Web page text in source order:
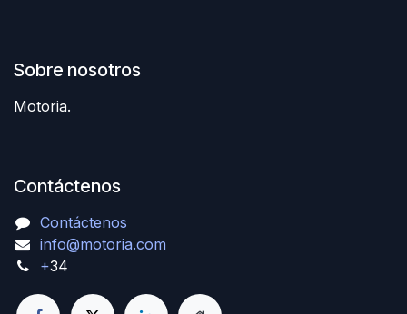
Sobre nosotros
Motoria.
Contáctenos
Contáctenos
info@motoria.com
+34